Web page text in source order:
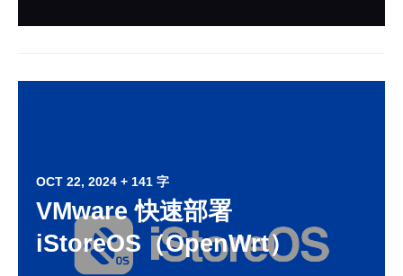
OCT 22, 2024 + 141 字
VMware 快速部署
iStoreOS（OpenWrt）